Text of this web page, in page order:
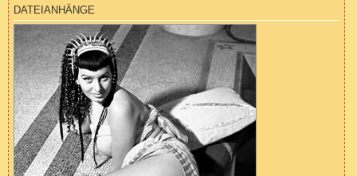
g
DATEIANHÄNGE